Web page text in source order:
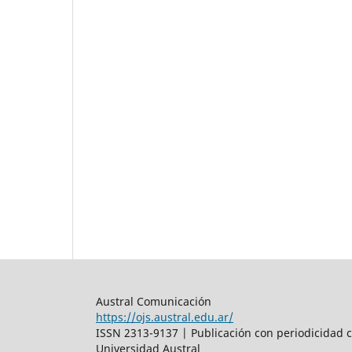
Austral Comunicación
https://ojs.austral.edu.ar/
ISSN 2313-9137 | Publicación con
Universidad Austral